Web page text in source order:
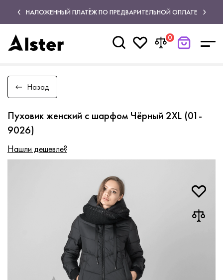
НАЛОЖЕННЫЙ ПЛАТЁЖ ПО ПРЕДВАРИТЕЛЬНОЙ ОПЛАТЕ
0
Назад
Пуховик женский с шарфом Чёрный 2XL (01-
9026)
Нашли дешевле?